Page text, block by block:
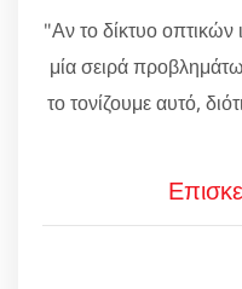
"Αν το δίκτυο οπτικών
μία σειρά
το τονίζουμε αυτό,